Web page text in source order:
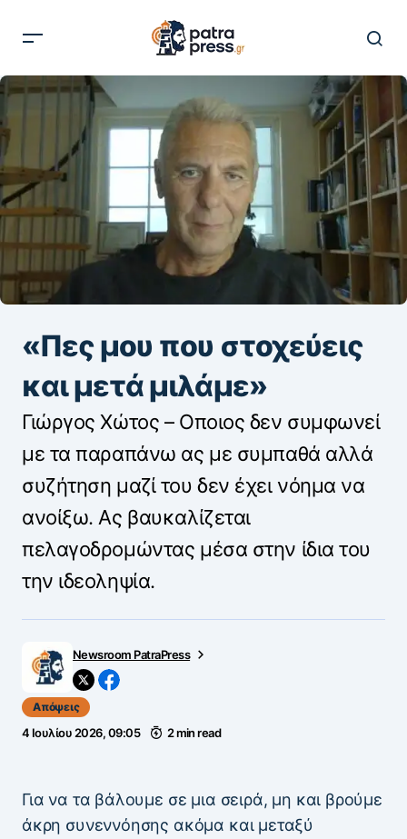
«Πες μου που στοχεύεις
και μετά μιλάμε»
Γιώργος Χώτος – Οποιος δεν συμφωνεί
με τα παραπάνω ας με συμπαθά αλλά
συζήτηση μαζί του δεν έχει νόημα να
ανοίξω. Ας βαυκαλίζεται
πελαγοδρομώντας μέσα στην ίδια του
την ιδεοληψία.
Newsroom PatraPress
Απόψεις
4 Ιουλίου 2026, 09:05 2 min read
Για να τα βάλουμε σε μια σειρά, μη και βρούμε
άκρη συνεννόησης ακόμα και μεταξύ